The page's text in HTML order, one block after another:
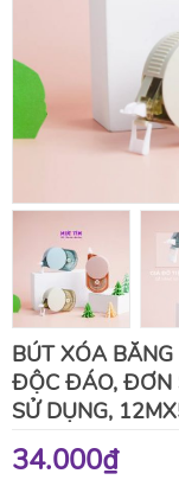
BÚT XÓA
ĐỘC ĐÁO, ĐƠN
SỬ DỤNG,
34.000₫